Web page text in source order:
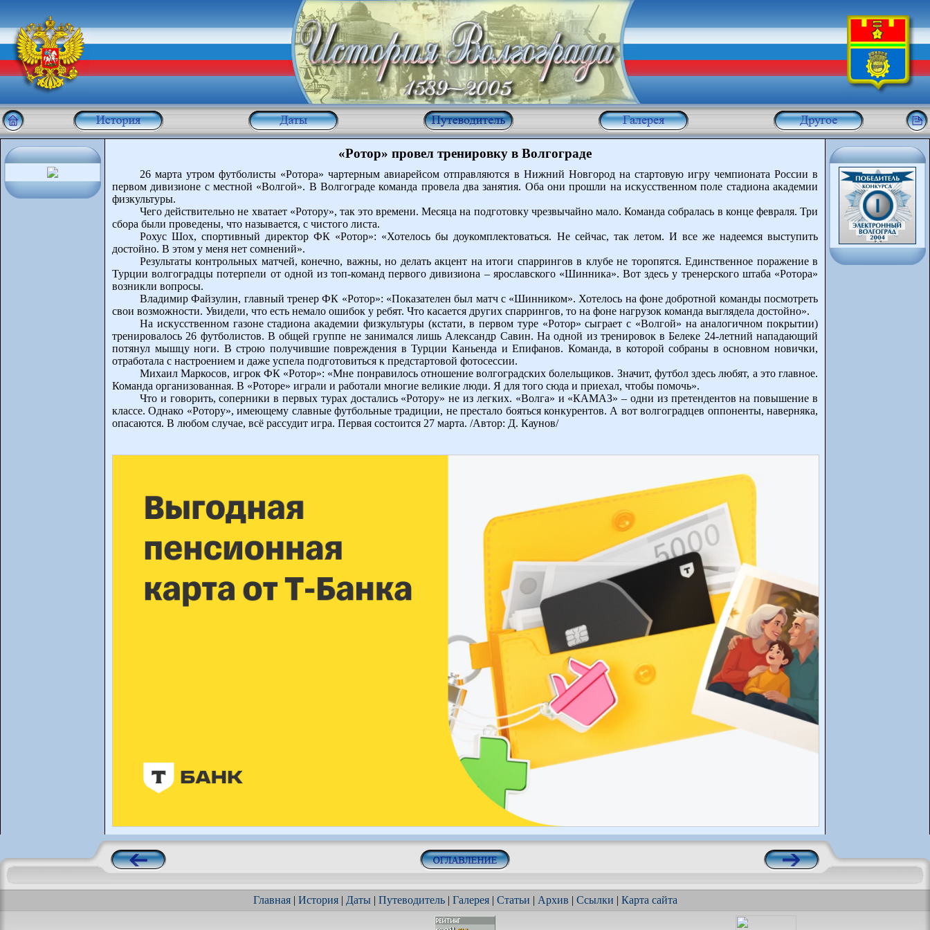
«Ротор» провел тренировку в Волгограде
26 марта утром футболисты «Ротора» чартерным авиарейсом отправляются в Нижний Новгород на стартовую игру чемпионата России в
первом дивизионе с местной «Волгой». В Волгограде команда провела два занятия. Оба они прошли на искусственном поле стадиона академии
физкультуры.
Чего действительно не хватает «Ротору», так это времени. Месяца на подготовку чрезвычайно мало. Команда собралась в конце февраля. Три
сбора были проведены, что называется, с чистого листа.
Рохус Шох, спортивный директор ФК «Ротор»: «Хотелось бы доукомплектоваться. Не сейчас, так летом. И все же надеемся выступить
достойно. В этом у меня нет сомнений».
Результаты контрольных матчей, конечно, важны, но делать акцент на итоги спаррингов в клубе не торопятся. Единственное поражение в
Турции волгоградцы потерпели от одной из топ-команд первого дивизиона – ярославского «Шинника». Вот здесь у тренерского штаба «Ротора»
возникли вопросы.
Владимир Файзулин, главный тренер ФК «Ротор»: «Показателен был матч с «Шинником». Хотелось на фоне добротной команды посмотреть
свои возможности. Увидели, что есть немало ошибок у ребят. Что касается других спаррингов, то на фоне нагрузок команда выглядела достойно».
На искусственном газоне стадиона академии физкультуры (кстати, в первом туре «Ротор» сыграет с «Волгой» на аналогичном покрытии)
тренировалось 26 футболистов. В общей группе не занимался лишь Александр Савин. На одной из тренировок в Белеке 24-летний нападающий
потянул мышцу ноги. В строю получившие повреждения в Турции Каньенда и Епифанов. Команда, в которой собраны в основном новички,
отработала с настроением и даже успела подготовиться к предстартовой фотосессии.
Михаил Маркосов, игрок ФК «Ротор»: «Мне понравилось отношение волгоградских болельщиков. Значит, футбол здесь любят, а это главное.
Команда организованная. В «Роторе» играли и работали многие великие люди. Я для того сюда и приехал, чтобы помочь».
Что и говорить, соперники в первых турах достались «Ротору» не из легких. «Волга» и «КАМАЗ» – одни из претендентов на повышение в
классе. Однако «Ротору», имеющему славные футбольные традиции, не престало бояться конкурентов. А вот волгоградцев оппоненты, наверняка,
опасаются. В любом случае, всё рассудит игра. Первая состоится 27 марта. /Автор: Д. Каунов/
Главная| История| Даты| Путеводитель| Галерея| Статьи | Архив | Ссылки | Карта сайта